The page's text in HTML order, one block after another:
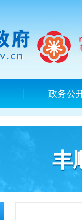
政务公
丰